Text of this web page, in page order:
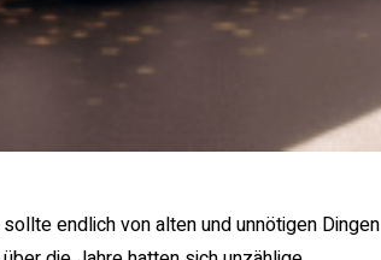
endlich von alten und unnötigen Dingen